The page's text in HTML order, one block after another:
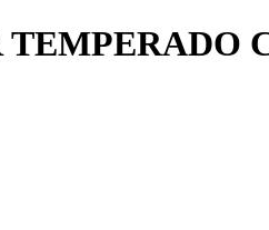
TEMPERADO